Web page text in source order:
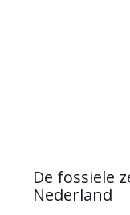
De fossiele
Nederland